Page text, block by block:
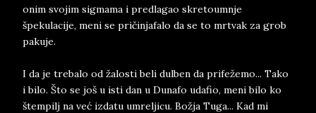
onim svojim sigmama i predlagao skretoumnje
špekulacije, meni se pričinjafalo da se to mrtvak za grob
pakuje.
I da je trebalo od žalosti beli dulben da prifežemo... Tako
i bilo. Što se još u isti dan u Dunafo udafio, meni bilo ko
štempilj na već izdatu umreljicu. Božja Tuga... Kad mi